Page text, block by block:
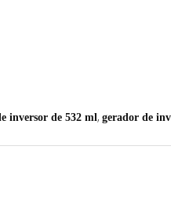
inversor de 532 ml, gerador de